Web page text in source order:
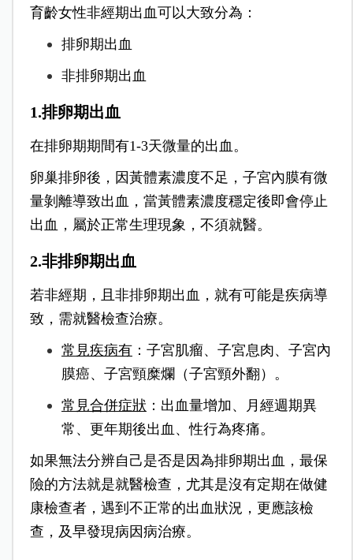
育齡女性非經期出血可以大致分為：
排卵期出血
非排卵期出血
1.排卵期出血
在排卵期期間有1-3天微量的出血。
卵巢排卵後，因黃體素濃度不足，子宮內膜有微
量剝離導致出血，當黃體素濃度穩定後即會停止
出血，屬於正常生理現象，不須就醫。
2.非排卵期出血
若非經期，且非排卵期出血，就有可能是疾病導
致，需就醫檢查治療。
常見疾病有：子宮肌瘤、子宮息肉、子宮內
膜癌、子宮頸糜爛（子宮頸外翻）。
常見合併症狀 ：出血量增加、月經週期異
常、更年期後出血、性行為疼痛。
如果無法分辨自己是否是因為排卵期出血，最保
險的方法就是就醫檢查， 尤其是沒有定期在做健
康檢查者， 遇到不正常的出血狀況，更應該檢
查，及早發現病因病治療。